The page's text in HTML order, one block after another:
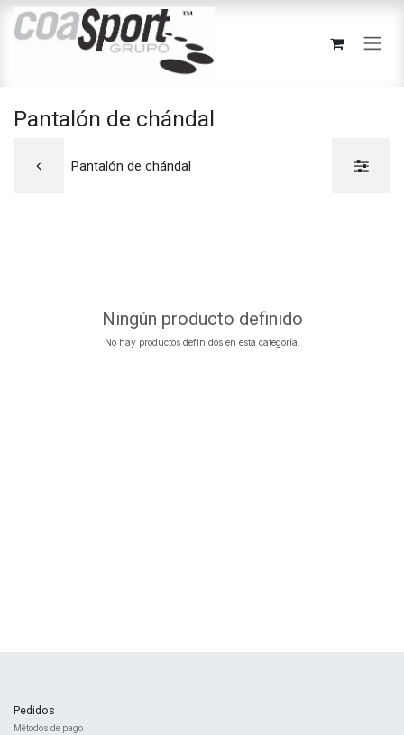
Ir al contenido
Pantalón de chándal
Pantalón de chándal
Ningún producto definido
No hay productos definidos en esta categoría.
Pedidos
Métodos de pago